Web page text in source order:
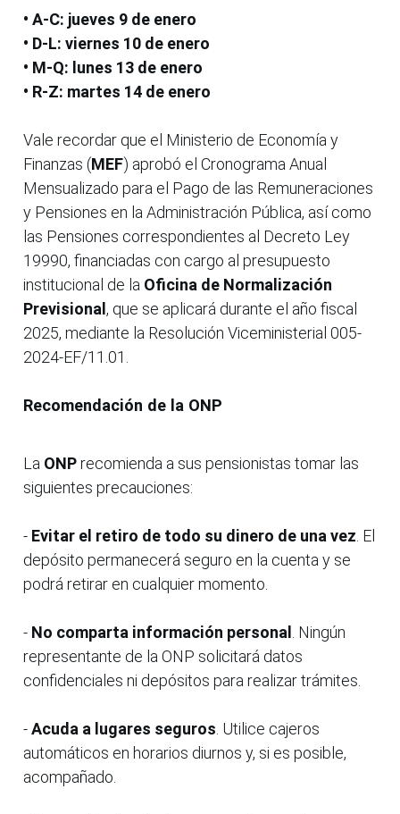
• A-C: jueves 9 de enero
• D-L: viernes 10 de enero
• M-Q: lunes 13 de enero
• R-Z: martes 14 de enero
Vale recordar que el Ministerio de Economía y
Finanzas (MEF) aprobó el Cronograma Anual
Mensualizado para el Pago de las Remuneraciones
y Pensiones en la Administración Pública, así como
las Pensiones correspondientes al Decreto Ley
19990, financiadas con cargo al presupuesto
institucional de la Oficina de Normalización
Previsional , que se aplicará durante el año fiscal
2025, mediante la Resolución Viceministerial 005-
2024-EF/11.01.
Recomendación de la ONP
La ONPrecomienda a sus pensionistas tomar las
siguientes precauciones:
- Evitar el retiro de todo su dinero de una vez . El
depósito permanecerá seguro en la cuenta y se
podrá retirar en cualquier momento.
- No comparta información personal
. Ningún
representante de la ONP solicitará datos
confidenciales ni depósitos para realizar trámites.
-Acuda a lugares seguros . Utilice cajeros
automáticos en horarios diurnos y, si es posible,
acompañado.